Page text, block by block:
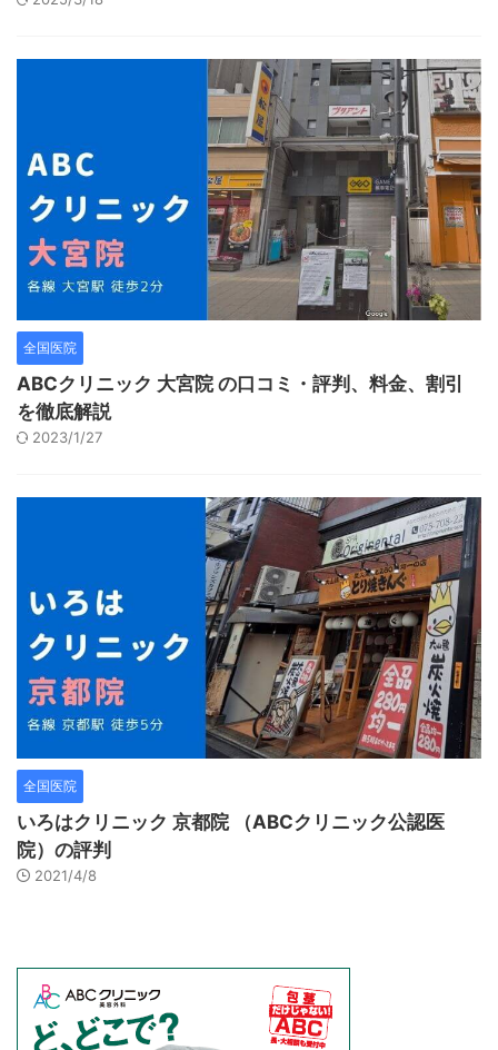
全国医院
ABCクリニック 大宮院 の口コミ・評判、料金、割引
を徹底解説
2023/1/27
全国医院
いろはクリニック 京都院 （ABCクリニック公認医
院）の評判
2021/4/8